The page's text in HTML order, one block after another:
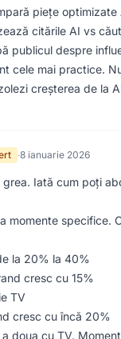
piețe optimizate
citările AI vs
publicul despre
cele mai practice.
creșterea de la
·8 ianuarie 2026
Iată cum poți
momente specifice.
la 20% la 40%
cresc cu 15%
TV
cresc cu încă 20%
doua cu TV.